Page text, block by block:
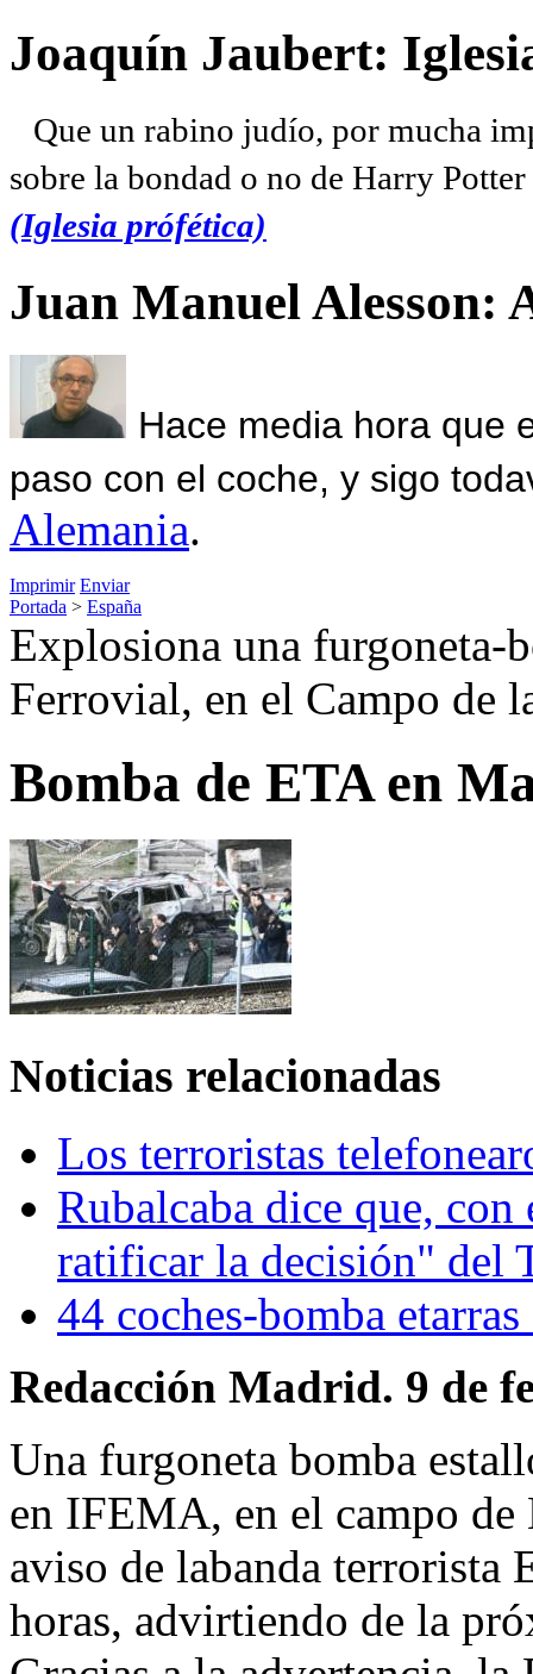
Joaquín Jaubert:
Que un rabino judío, por mucha
sobre la bondad o no de Harry
(Iglesia prófética)
Juan Manuel Alesson:
Hace media hora que
paso con el coche, y sigo
Alemania.
Imprimir Enviar
Portada > España
Explosiona una furgoneta-
Ferrovial, en el Campo de
Bomba de ETA en
Noticias relacionadas
Los terroristas
Rubalcaba dice que,
ratificar la decisión" del
44 coches-bomba
Redacción Madrid. 9 de
Una furgoneta bomba
en IFEMA, en el campo de
aviso de labanda terrorista
horas, advirtiendo de la